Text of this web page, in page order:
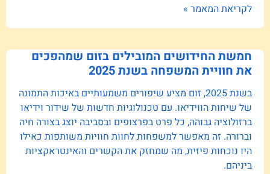
לקריאת המאמר »
חמשת החידושים המובילים בזום שמהפכים
את חוויית המשפחה בשנת 2025
בשנת 2025, זום מציע שיפורים משמעותיים באיכות התמונה
של שיחות הווידיאו. עם טכנולוגיות חדשות של שידור וידיאו
ברזולוציה גבוהה, כל פרט בפרצופים ובסביבה יוצג בצורה חיה
וברורה. זה מאפשר למשפחות לחוות חוויות משותפות כאילו
היו נוכחות פיזית, מה שמחזק את הקשרים והאינטראקציות
ביניהם.